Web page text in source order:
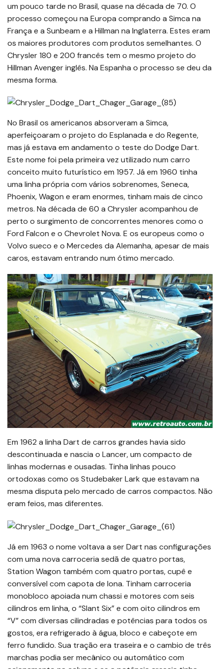
um pouco tarde no Brasil, quase na década de 70. O
processo começou na Europa comprando a Simca na
França e a Sunbeam e a Hillman na Inglaterra. Estes eram
os maiores produtores com produtos semelhantes. O
Chrysler 180 e 200 francês tem o mesmo projeto do
Hillman Avenger inglês. Na Espanha o processo se deu da
mesma forma.
No Brasil os americanos absorveram a Simca,
aperfeiçoaram o projeto do Esplanada e do Regente,
mas já estava em andamento o teste do Dodge Dart.
Este nome foi pela primeira vez utilizado num carro
conceito muito futurístico em 1957. Já em 1960 tinha
uma linha própria com vários sobrenomes, Seneca,
Phoenix, Wagon e eram enormes, tinham mais de cinco
metros. Na década de 60 a Chrysler acompanhou de
perto o surgimento de concorrentes menores como o
Ford Falcon e o Chevrolet Nova. E os europeus como o
Volvo sueco e o Mercedes da Alemanha, apesar de mais
caros, estavam entrando num ótimo mercado.
Em 1962 a linha Dart de carros grandes havia sido
descontinuada e nascia o Lancer, um compacto de
linhas modernas e ousadas. Tinha linhas pouco
ortodoxas como os Studebaker Lark que estavam na
mesma disputa pelo mercado de carros compactos. Não
eram feios, mas diferentes.
Já em 1963 o nome voltava a ser Dart nas configurações
com uma nova carroceria sedã de quatro portas,
Station Wagon também com quatro portas, cupê e
conversível com capota de lona. Tinham carroceria
monobloco apoiada num chassi e motores com seis
cilindros em linha, o “Slant Six” e com oito cilindros em
“V” com diversas cilindradas e potências para todos os
gostos, era refrigerado à água, bloco e cabeçote em
ferro fundido. Sua tração era traseira e o cambio de três
marchas podia ser mecânico ou automático com